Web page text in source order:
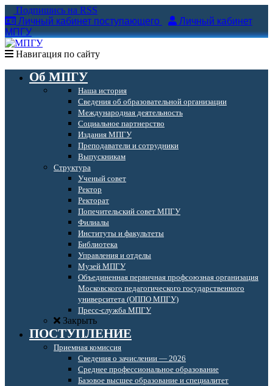
Подпишись на RSS
Личный кабинет поступающего
Личный кабинет
МПГУ
Навигация по сайту
Об МПГУ
Наша история
Сведения об образовательной организации
Международная деятельность
Социальное партнерство
Издания МПГУ
Преподаватели и сотрудники
Выпускникам
Структура
Ученый совет
Ректор
Ректорат
Попечительский совет МПГУ
Филиалы
Институты и факультеты
Библиотека
Управления и отделы
Музей МПГУ
Объединенная первичная профсоюзная организация
Московского педагогического государственного
университета (ОППО МПГУ)
Пресс-служба МПГУ
Закрыть
ПОСТУПЛЕНИЕ
Приемная комиссия
Сведения о зачислении — 2026
Среднее профессиональное образование
Базовое высшее образование и специалитет